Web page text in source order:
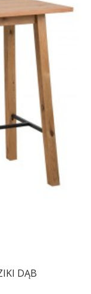
DĄB